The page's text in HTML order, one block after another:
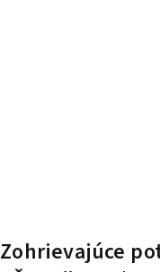
Zohrievajúce